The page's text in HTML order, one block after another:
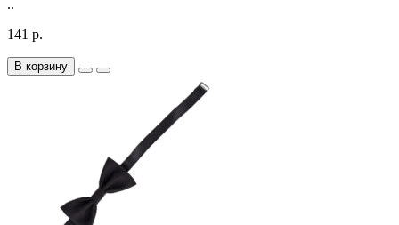
..
141 р.
В корзину